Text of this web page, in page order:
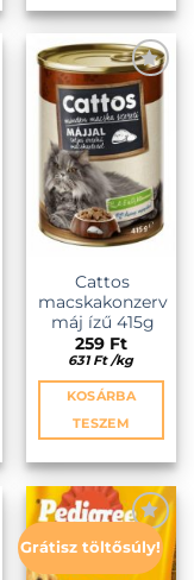
KEDVENCEKHEZ
Cattos
macskakonzerv
máj ízű 415g
259 Ft
631Ft /kg
KOSÁRBA
TESZEM
Grátisz töltősúly!